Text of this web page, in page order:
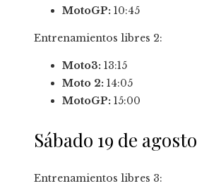
MotoGP: 10:45
Entrenamientos libres 2:
Moto3: 13:15
Moto 2: 14:05
MotoGP: 15:00
Sábado 19 de agosto
Entrenamientos libres 3: